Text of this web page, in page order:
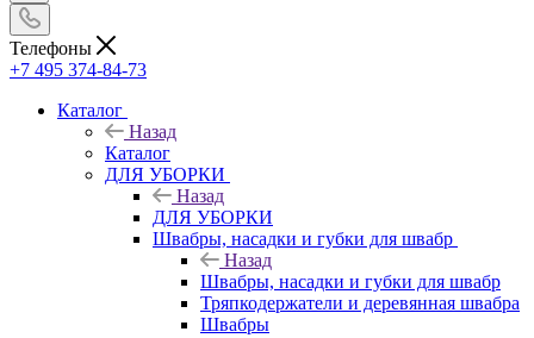
Телефоны
+7 495 374-84-73
Каталог
Назад
Каталог
ДЛЯ УБОРКИ
Назад
ДЛЯ УБОРКИ
Швабры, насадки и губки для швабр
Назад
Швабры, насадки и губки для швабр
Тряпкодержатели и деревянная швабра
Швабры